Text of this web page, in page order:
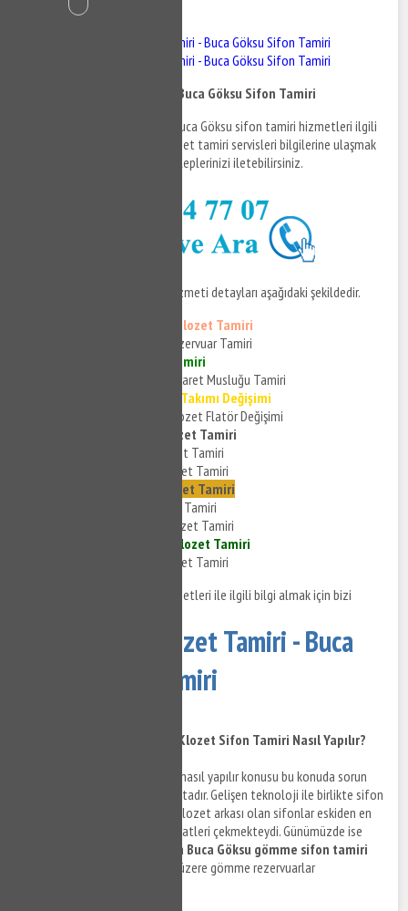
İçindekiler
Buca Göksu Klozet Tamiri - Buca Göksu Sifon Tamiri
Buca Göksu Klozet Tamiri - Buca Göksu Sifon Tamiri
Buca Göksu Klozet Tamiri - Buca Göksu Sifon Tamiri
Buca Göksu klozet tamiri ve Buca Göksu sifon tamiri hizmetleri ilgili
bilgi almak ve Buca Göksu klozet tamiri servisleri bilgilerine ulaşmak
için bizi arayabilir ve destek taleplerinizi iletebilirsiniz.
hizmeti detayları aşağıdaki şekildedir.
Buca Göksu Gömme Klozet Tamiri
Buca Göksu Gömme Rezervuar Tamiri
Buca Göksu Klozet Tamiri
Buca Göksu Klozet Taharet Musluğu Tamiri
Buca Göksu Klozet İç Takımı Değişimi
Buca Göksu Gömme Klozet Flatör Değişimi
Buca Göksu Vitra Klozet Tamiri
Buca Göksu Serel Klozet Tamiri
Buca Göksu Visam Klozet Tamiri
Buca Göksu Kale Klozet Tamiri
Buca Göksu ECA Klozet Tamiri
Buca Göksu Creavit Klozet Tamiri
Buca Göksu Duravit Klozet Tamiri
Buca Göksu Grohe Klozet Tamiri
Buca Göksu klozet tamiri hizmetleri ile ilgili bilgi almak için bizi
Buca Göksu Klozet Tamiri - Buca
Göksu Sifon Tamiri
Buca Göksu Klozet Tamiri - Klozet Sifon Tamiri Nasıl Yapılır?
nasıl yapılır konusu bu konuda sorun
yaşanması halinde araştırılmaktadır. Gelişen teknoloji ile birlikte sifon
türleri de ortaya çıkmaktadır. Klozet arkası olan sifonlar eskiden en
fazla kullanılan tür olarak dikkatleri çekmekteydi. Günümüzde ise
özellikle yeni yapılan binalarda Buca Göksu gömme sifon tamiri
hizmetlerinden yararlanılmak üzere gömme rezervuarlar